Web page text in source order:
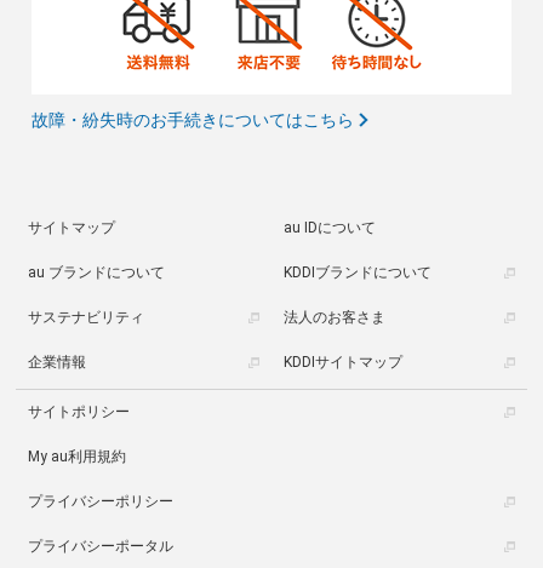
故障・紛失時のお手続きについてはこちら
サイトマップ au IDについて
au ブランドについて KDDIブランドについて
サステナビリティ 法人のお客さま
企業情報 KDDIサイトマップ
サイトポリシー
My au利用規約
プライバシーポリシー
プライバシーポータル